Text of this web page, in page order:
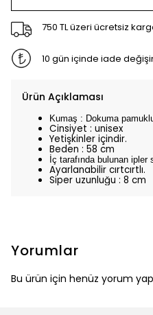
750 TL üzeri ücretsiz
10 gün içinde iade
Ürün Açıklaması
Kumaş : Dokuma
Cinsiyet : unisex
Yetişkinler içindir.
Beden : 58 cm
İç tarafında bulunan ipler
Ayarlanabilir cırtcırtlı.
Siper uzunluğu : 8 cm
Yorumlar
Bu ürün için henüz yorum